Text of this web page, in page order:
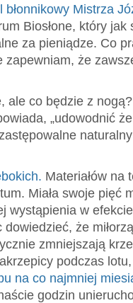
błonnikowy Mistrza
Biosłone, który
za pieniądze. Co
zapewniam, że
ale co będzie z
„udowodnić
Materiałów na
Miała swoje pięć
wystąpienia w
że
zmniejszają
podczas
na co najmniej
godzin